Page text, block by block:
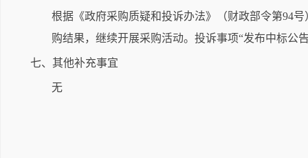
根据《政府采购质疑和投诉办法》（财政部令第94
购结果，继续开展采购活动。投诉事项“发布中标公
七、其他补充事宜
无